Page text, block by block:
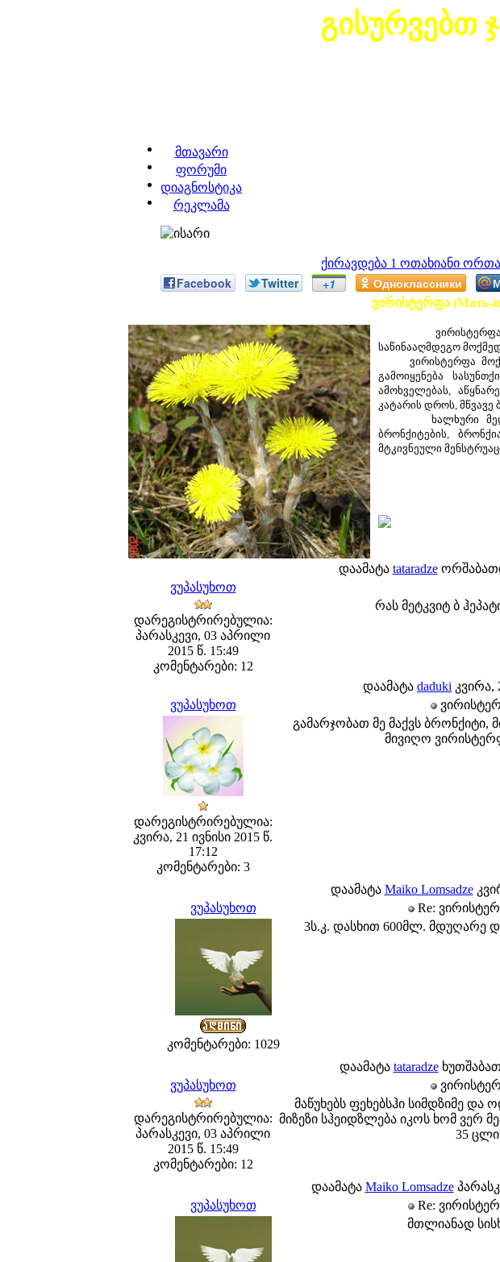
გისურვებთ
მთავარი
ფორუმი
დიაგნოსტიკა
რეკლამა
ქირავდება 1 ოთახიანი
Facebook Twitter +1 Одноклассники
ვირისტერფა (Мать-
ვირისტერფას
საწინააღმდეგო
ვირისტერფა
გამოიყენება
ამოხველებას,
კატარის დროს, მწვავე
ხალხური
ბრონქიტების,
მტკივნეული
დაამატა tataradze
ვუპასუხოთ
დარეგისტრირებულია:
პარასკევი, 03 აპრილი
2015 წ. 15:49
კომენტარები: 12
რას მეტკვიტ ბ
დაამატა daduki კვირა,
ვუპასუხოთ
დარეგისტრირებულია:
კვირა, 21 ივნისი 2015 წ.
17:12
კომენტარები: 3
გამარჯობათ მე მაქვს ბრონქიტი,
მივიღო
დაამატა Maiko Lomsadze
ვუპასუხოთ
Re:
კომენტარები: 1029
3ს.კ. დასხით 600მლ. მდუღარე
დაამატა tataradze
ვუპასუხოთ
დარეგისტრირებულია:
პარასკევი, 03 აპრილი
2015 წ. 15:49
კომენტარები: 12
მაწუხებს ფეხებსჰი სიმდზიმე და
მიზეზი სჰეიდზლება იკოს ხომ ვერ
35
დაამატა Maiko Lomsadze
ვუპასუხოთ
Re:
მთლიანად